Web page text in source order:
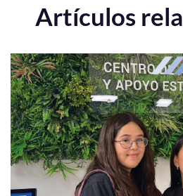
Artículos